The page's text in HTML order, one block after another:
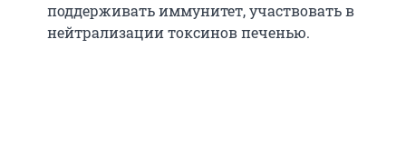
поддерживать иммунитет, участвовать в
нейтрализации токсинов печенью.